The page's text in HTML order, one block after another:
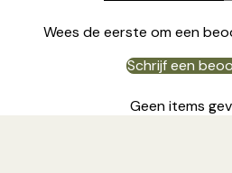
Wees de eerste om een
Schrijf een
Geen items